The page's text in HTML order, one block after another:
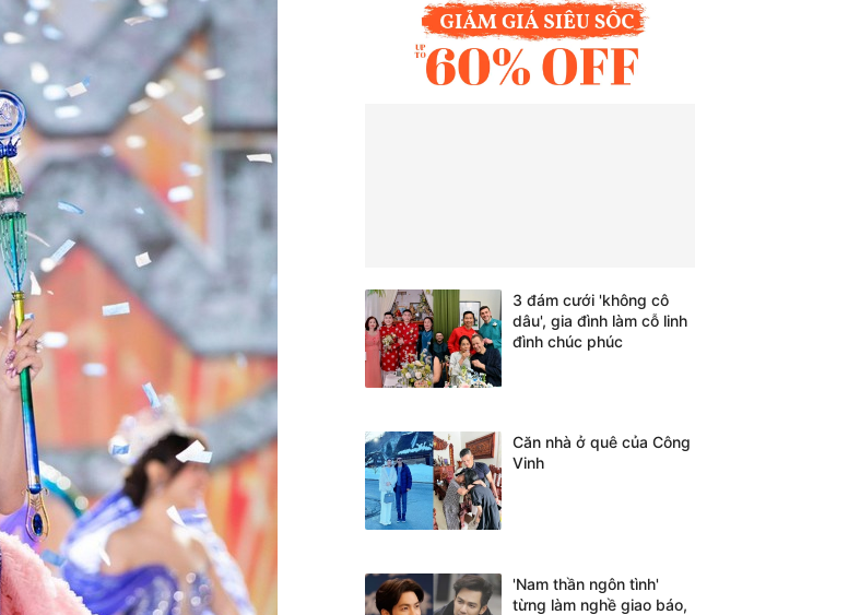
3 đám cưới 'không cô
dâu', gia đình làm cỗ linh
đình chúc phúc
Căn nhà ở quê của Công
Vinh
'Nam thần ngôn tình'
từng làm nghề giao báo,